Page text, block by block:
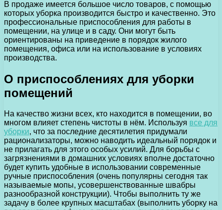
В продаже имеется большое число товаров, с помощью
которых уборка производится быстро и качественно. Это
профессиональные приспособления для работы в
помещении, на улице и в саду. Они могут быть
ориентированы на приведение в порядок жилого
помещения, офиса или на использование в условиях
производства.
О приспособлениях для уборки
помещений
На качество жизни всех, кто находится в помещении, во
многом влияет степень чистоты в нём. Используя все для
уборки, что за последние десятилетия придумали
рационализаторы, можно наводить идеальный порядок и
не прилагать для этого особых усилий. Для борьбы с
загрязнениями в домашних условиях вполне достаточно
будет купить удобные в использовании современные
ручные приспособления (очень популярны сегодня так
называемые мопы, усовершенствованные швабры
разнообразной конструкции). Чтобы выполнить ту же
задачу в более крупных масштабах (выполнить уборку на